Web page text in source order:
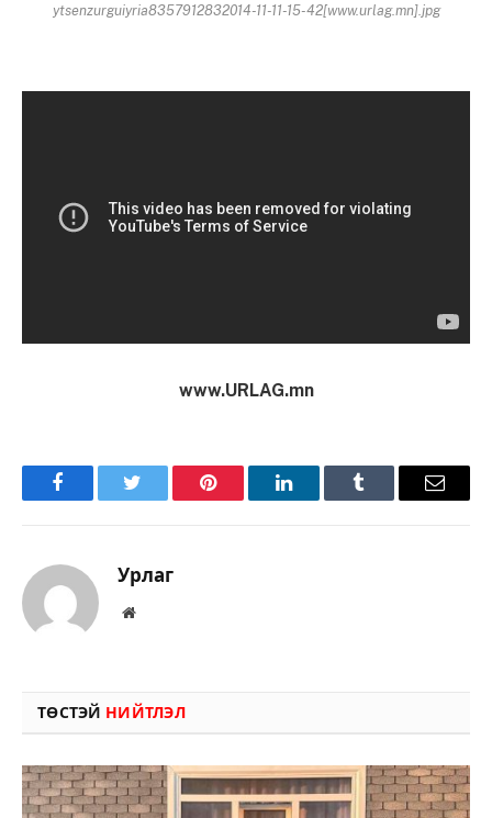
ytsenzurguiyria8357912832014-11-11-15-42[www.urlag.mn].jpg
www.URLAG.mn
FacebookTwitter Pinterest LinkedInTumblr Имэйл
Урлаг
Вэбсайт
ТӨСТЭЙ НИЙТЛЭЛ